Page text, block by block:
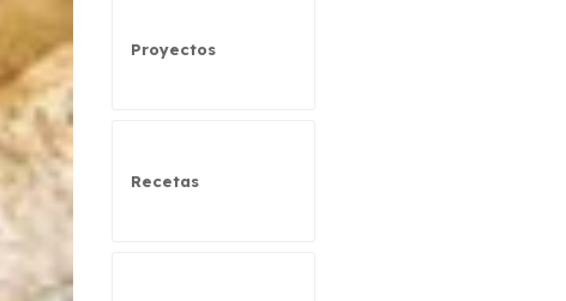
Proyectos
Recetas